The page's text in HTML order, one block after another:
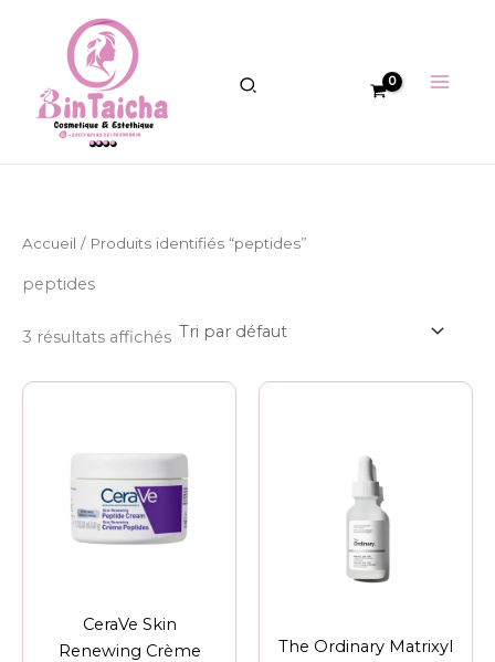
Accueil / Produits identifiés “peptides”
peptides
3 résultats affichés
CeraVe Skin
Renewing Crème
The Ordinary Matrixyl